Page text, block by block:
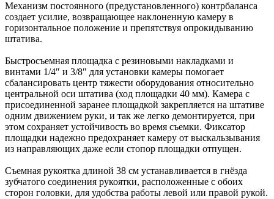
Механизм постоянного (предустановленного) контрбаланса
создает усилие, возвращающее наклоненную камеру в
горизонтальное положение и препятствуя опрокидыванию
штатива.
Быстросъемная площадка с резиновыми накладками и
винтами 1/4″ и 3/8″ для установки камеры помогает
сбалансировать центр тяжести оборудования относительно
центральной оси штатива (ход площадки 40 мм). Камера с
присоединенной заранее площадкой закрепляется на штативе
одним движением руки, и так же легко демонтируется, при
этом сохраняет устойчивость во время съемки. Фиксатор
площадки надежно предохраняет камеру от выскальзывания
из направляющих даже если стопор площадки отпущен.
Съемная рукоятка длиной 38 см устанавливается в гнёзда
зубчатого соединения рукоятки, расположенные с обоих
сторон головки, для удобства работы левой или правой рукой.